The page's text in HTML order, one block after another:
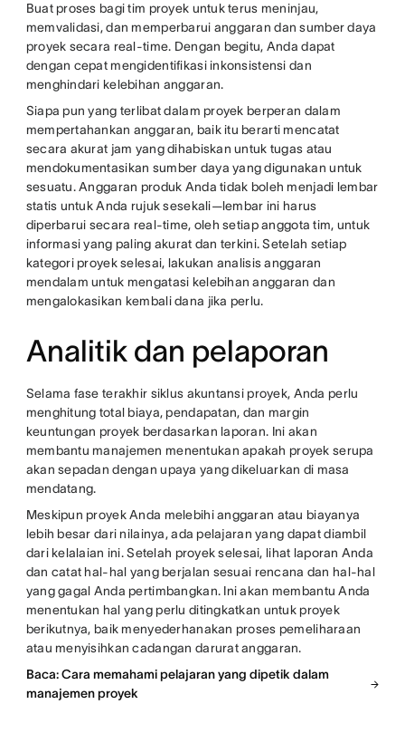
Buat proses bagi tim proyek untuk terus meninjau,
memvalidasi, dan memperbarui anggaran dan sumber daya
proyek secara real-time. Dengan begitu, Anda dapat
dengan cepat mengidentifikasi inkonsistensi dan
menghindari kelebihan anggaran.
Siapa pun yang terlibat dalam proyek berperan dalam
mempertahankan anggaran, baik itu berarti mencatat
secara akurat jam yang dihabiskan untuk tugas atau
mendokumentasikan sumber daya yang digunakan untuk
sesuatu. Anggaran produk Anda tidak boleh menjadi lembar
statis untuk Anda rujuk sesekali—lembar ini harus
diperbarui secara real-time, oleh setiap anggota tim, untuk
informasi yang paling akurat dan terkini. Setelah setiap
kategori proyek selesai, lakukan analisis anggaran
mendalam untuk mengatasi kelebihan anggaran dan
mengalokasikan kembali dana jika perlu.
Analitik dan pelaporan
Selama fase terakhir siklus akuntansi proyek, Anda perlu
menghitung total biaya, pendapatan, dan margin
keuntungan proyek berdasarkan laporan. Ini akan
membantu manajemen menentukan apakah proyek serupa
akan sepadan dengan upaya yang dikeluarkan di masa
mendatang.
Meskipun proyek Anda melebihi anggaran atau biayanya
lebih besar dari nilainya, ada pelajaran yang dapat diambil
dari kelalaian ini. Setelah proyek selesai, lihat laporan Anda
dan catat hal-hal yang berjalan sesuai rencana dan hal-hal
yang gagal Anda pertimbangkan. Ini akan membantu Anda
menentukan hal yang perlu ditingkatkan untuk proyek
berikutnya, baik menyederhanakan proses pemeliharaan
atau menyisihkan cadangan darurat anggaran.
Baca: Cara memahami pelajaran yang dipetik dalam
manajemen proyek